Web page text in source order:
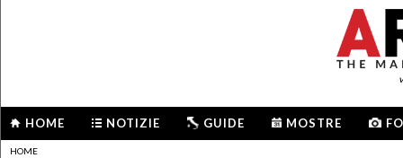
HOME NOTIZIE GUIDE MOSTRE
HOME